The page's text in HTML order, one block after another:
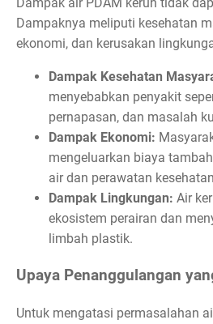
Dampaknya meliputi kesehatan
ekonomi, dan kerusakan
Dampak Kesehatan
menyebabkan penyakit
pernapasan, dan masalah
Dampak Ekonomi:
mengeluarkan biaya
air dan perawatan
Dampak Lingkungan: Air
ekosistem perairan dan
limbah plastik.
Upaya Penanggulangan
Untuk mengatasi permasalahan